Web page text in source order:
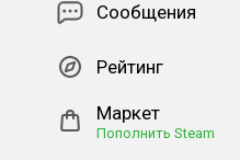
Сообщения
Рейтинг
Маркет
Пополнить Steam